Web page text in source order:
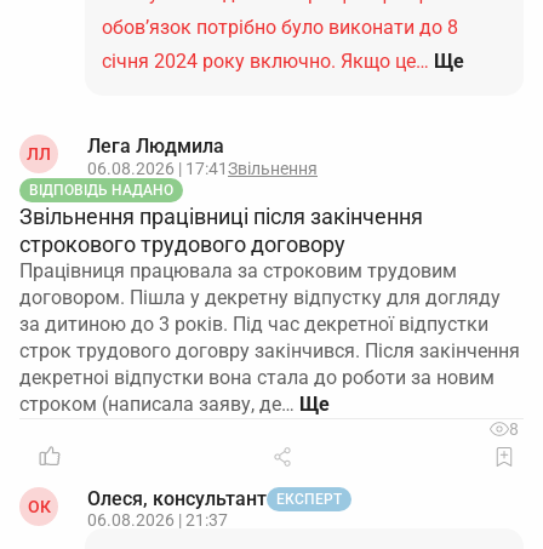
обов’язок потрібно було виконати до 8
січня 2024 року включно. Якщо це… Ще
ЛЛ Лега Людмила
06.08.2026 | 17:41Звільнення
ВІДПОВІДЬ НАДАНО
Звільнення працівниці після закінчення
строкового трудового договору
Працівниця працювала за строковим трудовим
договором. Пішла у декретну відпустку для догляду
за дитиною до 3 років. Під час декретної відпустки
строк трудового договру закінчився. Після закінчення
декретноі відпустки вона стала до роботи за новим
строком (написала заяву, де…
8
ОК Олеся, консультант ЕКСПЕРТ
06.08.2026 | 21:37